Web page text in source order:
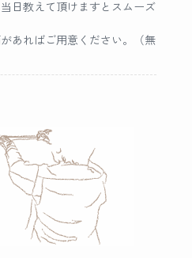
日教えて頂けますとスムーズ
あればご用意ください。（無